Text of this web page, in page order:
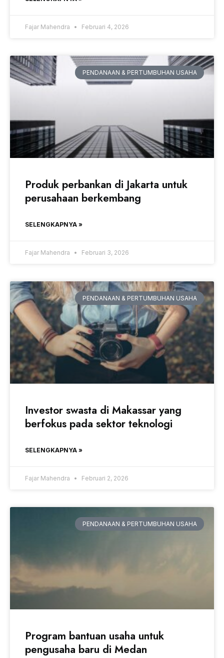
Fajar Mahendra Februari 4, 2026
PENDANAAN & PERTUMBUHAN USAHA
Produk perbankan di Jakarta untuk
perusahaan berkembang
SELENGKAPNYA »
Fajar Mahendra Februari 3, 2026
PENDANAAN & PERTUMBUHAN USAHA
Investor swasta di Makassar yang
berfokus pada sektor teknologi
SELENGKAPNYA »
Fajar Mahendra Februari 2, 2026
PENDANAAN & PERTUMBUHAN USAHA
Program bantuan usaha untuk
pengusaha baru di Medan